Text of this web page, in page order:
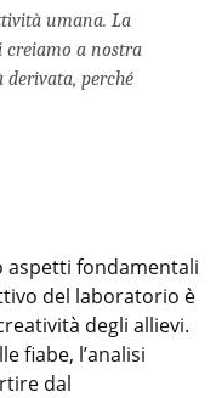
umana. La
a nostra
perché
aspetti fondamentali
del laboratorio è
degli allievi.
fiabe, l’analisi
dal